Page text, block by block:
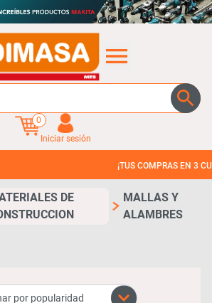
0
Iniciar sesión
¡TUS COMPRAS EN 3 CUOTAS SIN INTERES!
DE
MALLAS Y
ALAMBRES